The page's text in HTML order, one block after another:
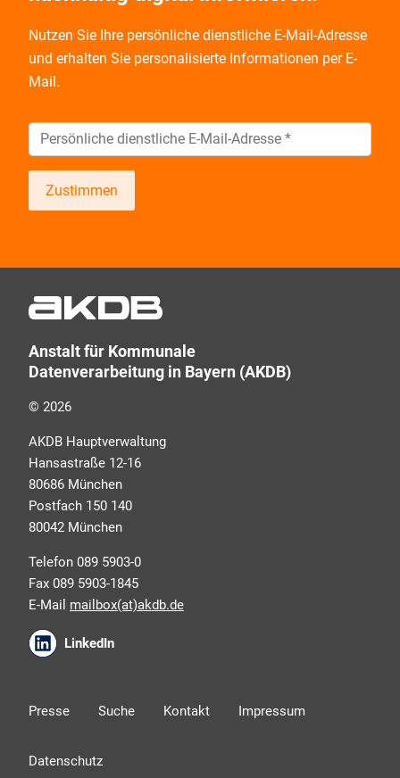
Nutzen Sie Ihre persönliche dienstliche E-Mail-Adresse
und erhalten Sie personalisierte Informationen per E-
Mail.
Zustimmen
Umfragen in allen Produktbereichen des AKDB
selbstverständlich kostenlos. Aber auch schnell und
ressourcenschonend, eben ganz zeitgemäß digital.
Dafür benötigen wir Ihre Einwilligung, die Sie jederzeit
Ich erkläre mich mit den AKDB-
Datenschutzbedingungen einverstanden. Detaillierte
personenbezogenen Daten entnehme ich der
Anstalt für Kommunale
Datenverarbeitung in Bayern (AKDB)
© 2026
AKDB Hauptverwaltung
Hansastraße 12-16
80686 München
Postfach 150 140
80042 München
Telefon 089 5903-0
Fax 089 5903-1845
E-Mail mailbox(at)akdb.de
LinkedIn
Presse Suche Kontakt Impressum
Datenschutz